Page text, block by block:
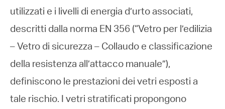
utilizzati e i livelli di energia d’urto associati,
descritti dalla norma EN 356 (“Vetro per l’edilizia
– Vetro di sicurezza – Collaudo e classificazione
della resistenza all’attacco manuale”),
definiscono le prestazioni dei vetri esposti a
tale rischio. I vetri stratificati propongono